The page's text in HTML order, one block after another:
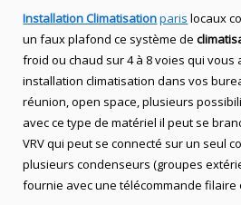
Installation Climatisationparis locaux
un faux plafond ce système de
froid ou chaud sur 4 à 8 voies qui
installation climatisation dans vos
réunion, open space, plusieurs
avec ce type de matériel il peut se
VRV qui peut se connecté sur un seul
plusieurs condenseurs (groupes
fournie avec une télécommande filaire